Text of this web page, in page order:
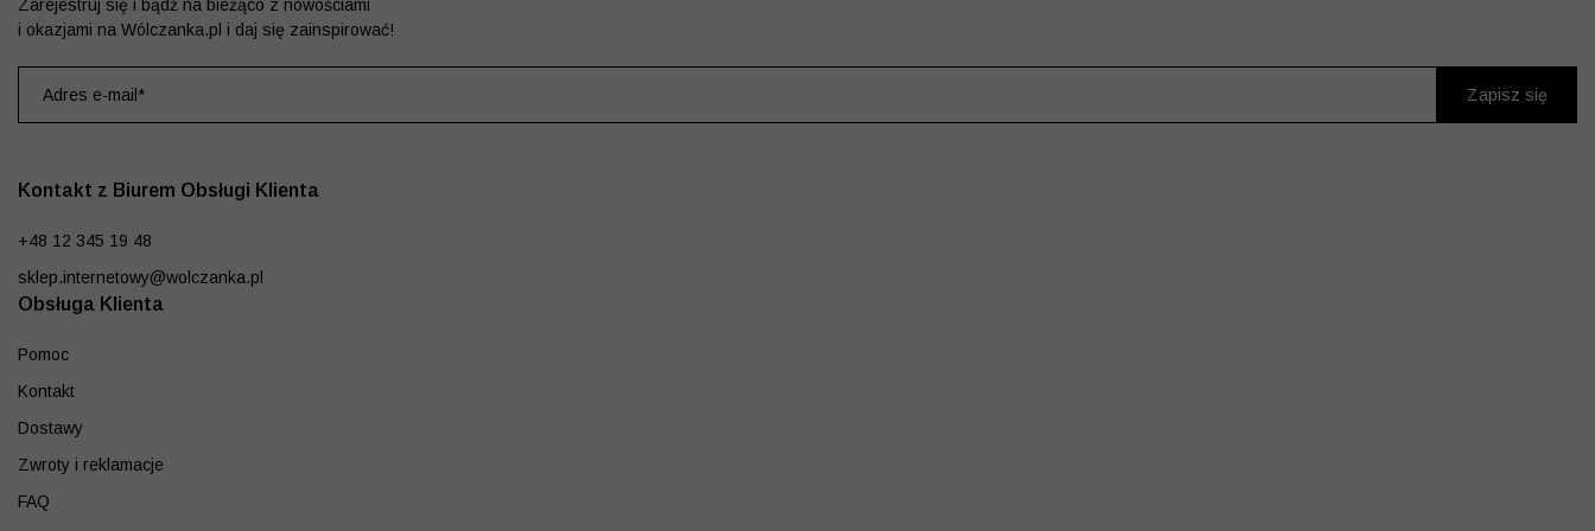
Kontakt z Biurem Obsługi Klienta
+48 12 345 19 48
sklep.internetowy@wolczanka.pl
Obsługa Klienta
Pomoc
Kontakt
Dostawy
Zwroty i reklamacje
FAQ
Zarejestruj się i bądź na bieżąco z nowościami
i okazjami na Wólczanka.pl i daj się zainspirować!